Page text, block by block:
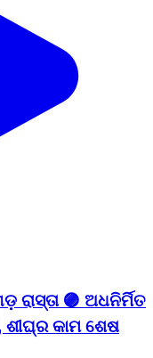
ରାସ୍ତା 🟣 ଅଧନିର୍ମିତ
କାମ ଶେଷ